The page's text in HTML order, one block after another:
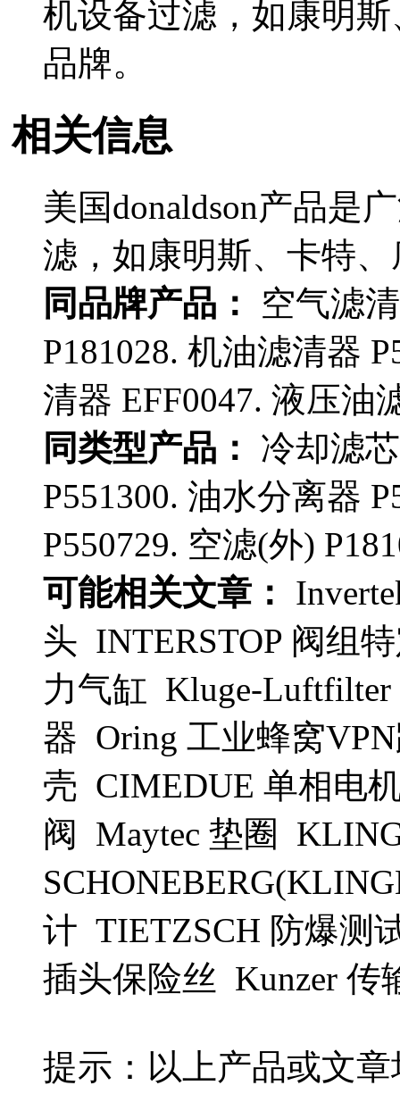
机设备过滤，如康明
品牌。
相关信息
美国donaldson产品是
滤，如康明斯、卡特
同品牌产品：
空气滤
P181028. 机油滤清器
清器 EFF0047. 液压油
同类型产品：
冷却滤
P551300. 油水分离器
P550729. 空滤(外)
可能相关文章：
头 INTERSTOP 阀组
力气缸 Kluge-Luftfilter
器 Oring 工业蜂窝
壳 CIMEDUE 单相电
阀 Maytec 垫圈
计 TIETZSCH 防爆测
插头保险丝 Kunzer
提示：以上产品或文